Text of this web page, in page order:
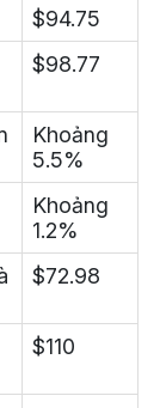
$94.75
$98.77
Khoảng
5.5%
Khoảng
1.2%
$72.98
$110